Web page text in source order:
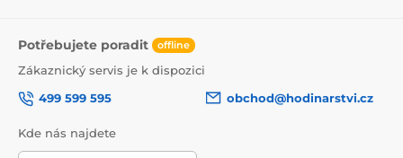
Potřebujete poradit offline
Zákaznický servis je k dispozici
499 599 595
obchod@hodinarstvi.cz
Kde nás najdete